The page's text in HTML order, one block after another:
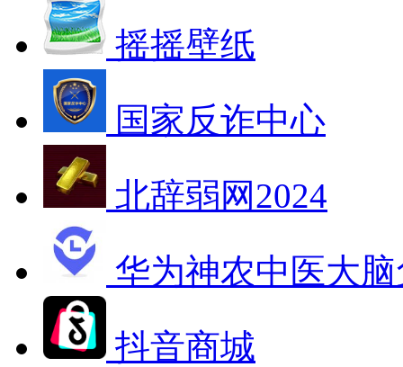
摇摇壁纸
国家反诈中心
北辞弱网2024
华为神农中医大
抖音商城